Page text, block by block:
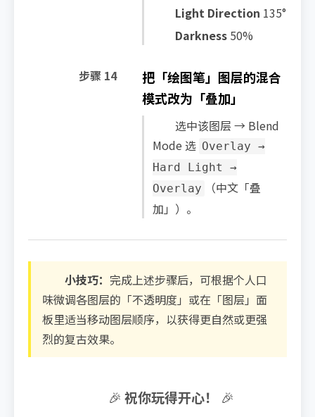
Light Direction 135°
Darkness 50%
把「绘图笔」图层的混合
模式改为「叠加」
选中该图层 → Blend
Mode 选 Overlay →
Hard Light →
Overlay
（中文「叠
加」）。
步骤 14
小技巧： 完成上述步骤后，可根据个人口
味微调各图层的「不透明度」或在「图层」面
板里适当移动图层顺序，以获得更自然或更强
烈的复古效果。
🎉 祝你玩得开心！ 🎉